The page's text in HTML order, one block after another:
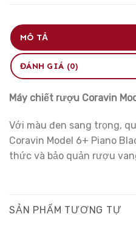
MÔ TẢ
ĐÁNH GIÁ (0)
Máy chiết rượu Coravin
Với màu đen sang trọng,
Coravin Model 6+ Piano
thức và bảo quản rượu
SẢN PHẨM TƯƠNG TỰ